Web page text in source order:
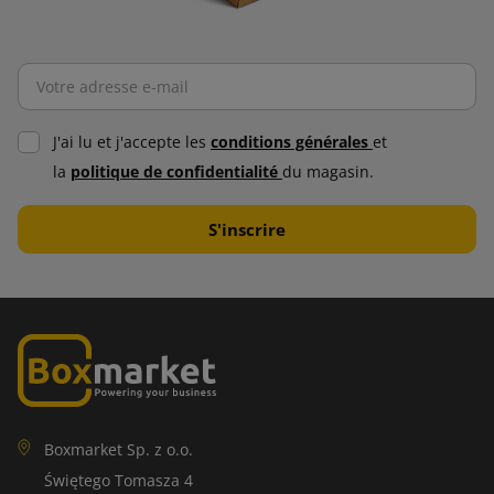
J'ai lu et j'accepte les conditions générales et
la politique de confidentialité du magasin.
Boxmarket Sp. z o.o.
Świętego Tomasza 4